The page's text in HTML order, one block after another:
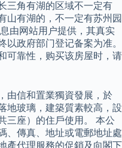
三角有湖的区域不一定有
山有湖的，不一定有苏州园
由网站用户提供，其真实
以政府部门登记备案为准。
可靠性，购买该房屋时，请
由信和置業獨資發展，於
地玻璃，建築質素較高，設
三座）的住戶使用。 本公
、傳真、地址或電郵地址處
產代理服務的促銷及向閣下